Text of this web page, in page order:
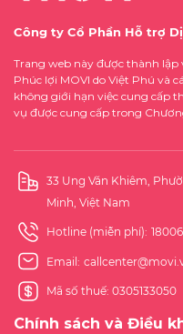
Công ty Cổ Phần Hỗ trợ
Trang web này được thành
Phúc lợi MOVI do Việt Phú và
không giới hạn việc cung cấp
vụ được cung cấp trong
33 Ung Văn Khiêm,
Minh, Việt Nam
Hotline (miễn phí):
Email:
Mã số thuế: 0305133050
Chính sách và Điều